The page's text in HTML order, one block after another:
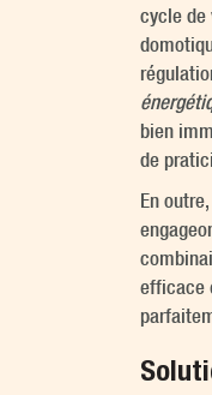
cycle de
bien
de
En
efficace